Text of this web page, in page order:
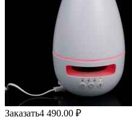
Заказать4 490.00 ₽